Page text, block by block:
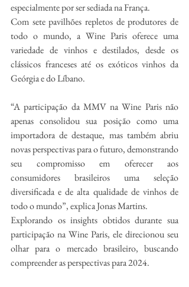
especialmente por ser sediada na França.
Com sete pavilhões repletos de produtores de
todo o mundo, a Wine Paris oferece uma
variedade de vinhos e destilados, desde os
clássicos franceses até os exóticos vinhos da
Geórgia e do Líbano.
“A participação da MMV na Wine Paris não
apenas consolidou sua posição como uma
importadora de destaque, mas também abriu
novas perspectivas para o futuro, demonstrando
seu compromisso em oferecer aos
consumidores brasileiros uma seleção
diversificada e de alta qualidade de vinhos de
todo o mundo”, explica Jonas Martins.
Explorando os insights obtidos durante sua
participação na Wine Paris, ele direcionou seu
olhar para o mercado brasileiro, buscando
compreender as perspectivas para 2024.